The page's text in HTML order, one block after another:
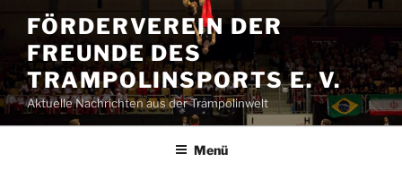
Inhalt
springen
FÖRDERVEREIN DER
FREUNDE DES
TRAMPOLINSPORTS E. V.
Aktuelle Nachrichten aus der Trampolinwelt
Menü